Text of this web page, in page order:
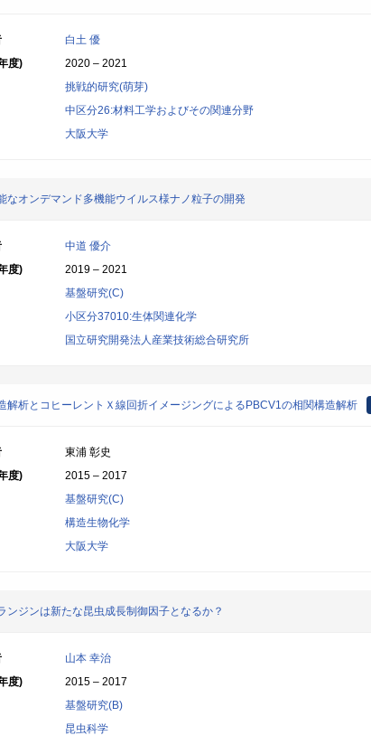
白土 優
度)
2020 – 2021
挑戦的研究(萌芽)
中区分26:材料工学およびその関連分野
大阪大学
なオンデマンド多機能ウイルス様ナノ粒子の開発
中道 優介
度)
2019 – 2021
基盤研究(C)
小区分37010:生体関連化学
国立研究開発法人産業技術総合研究所
解析とコヒーレントＸ線回折イメージングによるPBCV1の相関構造解析
東浦 彰史
度)
2015 – 2017
基盤研究(C)
構造生物化学
大阪大学
ンジンは新たな昆虫成長制御因子となるか？
山本 幸治
度)
2015 – 2017
基盤研究(B)
昆虫科学